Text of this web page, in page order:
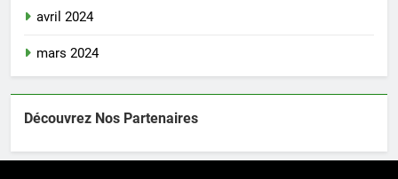
avril 2024
mars 2024
Découvrez Nos Partenaires